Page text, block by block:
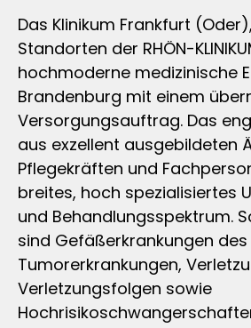
Das Klinikum Frankfurt
Standorten der RHÖN-
hochmoderne medizinische
Brandenburg mit einem
Versorgungsauftrag. Das
aus exzellent ausgebildeten
Pflegekräften und
breites, hoch spezialisiertes
und Behandlungsspektrum.
sind Gefäßerkrankungen des
Tumorerkrankungen,
Verletzungsfolgen sowie